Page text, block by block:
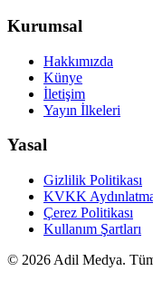
Kurumsal
Hakkımızda
Künye
İletişim
Yayın İlkeleri
Yasal
Gizlilik Politikası
KVKK
Çerez Politikası
Kullanım Şartları
© 2026 Adil Medya. Tüm